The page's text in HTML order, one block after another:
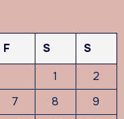
F S
S
1
2
7 8
9